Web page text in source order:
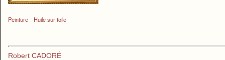
Peinture Huile sur toile
Robert CADORÉ